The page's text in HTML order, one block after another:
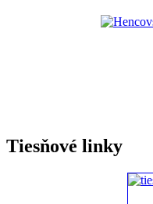
Tiesňové linky